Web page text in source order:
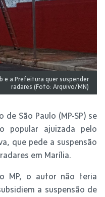
e a Prefeitura quer suspender
radares (Foto: Arquivo/MN)
São Paulo (MP-SP) se
popular ajuizada pelo
que pede a suspensão
em Marília.
MP, o autor não teria
a suspensão de